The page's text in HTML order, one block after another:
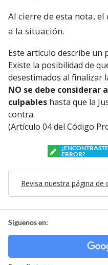
Al cierre de esta nota,
a la situación.
Este artículo describe un
Existe la posibilidad de
desestimados al finalizar
NO se debe considerar
culpables hasta que la
contra.
(Artículo 04 del Código
ERROR?
Revisa nuestra página de
Síguenos en: